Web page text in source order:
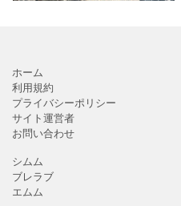
ホーム
利用規約
プライバシーポリシー
サイト運営者
お問い合わせ
シムム
ブレラブ
エムム